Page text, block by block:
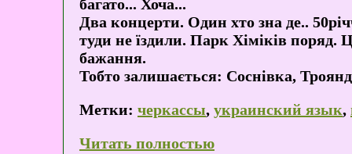
багато... Хоча...
Два концерти. Один хто зна де..
туди не їздили. Парк Хіміків
бажання.
Тобто залишається: Соснівка,
Метки: черкассы, украинский язык,
Читать полностью